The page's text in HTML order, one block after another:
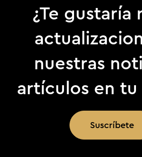
¿Te gustaría
nuestras
artículos en
Suscríbete